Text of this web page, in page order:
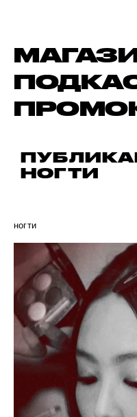
НОГТИ
ногти